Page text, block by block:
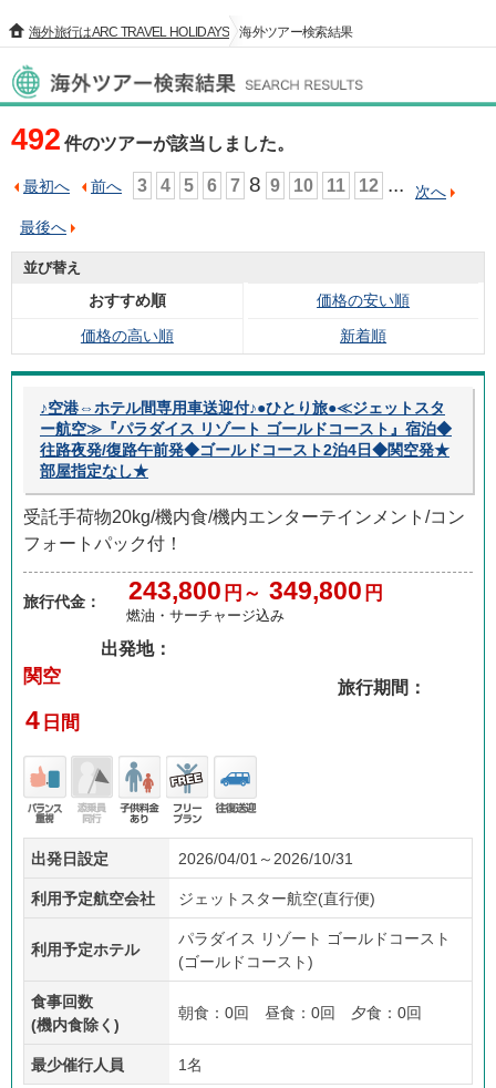
海外旅行はARC TRAVEL HOLIDAYS 海外ツアー検索結果
海外ツアー検索結果
492 件のツアーが該当しました。
最初へ 前へ 3 4 5 6 7 8 9 10 11 12 ...
次へ
最後へ
並び替え
おすすめ順
価格の安い順
価格の高い順
新着順
♪空港⇔ホテル間専用車送迎付♪●ひとり旅●≪ジェットスタ
ー航空≫『パラダイス リゾート ゴールドコースト』宿泊◆
往路夜発/復路午前発◆ゴールドコースト2泊4日◆関空発★
部屋指定なし★
受託手荷物20kg/機内食/機内エンターテインメント/コン
フォートパック付！
旅行代金： 243,800 円～ 349,800 円
燃油・サーチャージ込み
出発地：
関空
旅行期間：
4 日間
バラ
ンス
重視
添乗
員無
し
子供
あり
フリ
ープ
ラン
往復
送迎
出発日設定 2026/04/01～2026/10/31
利用予定航空会社 ジェットスター航空(直行便)
利用予定ホテル
パラダイス リゾート ゴールドコースト
(ゴールドコースト)
食事回数
(機内食除く)
朝食：0回 昼食：0回 夕食：0回
最少催行人員 1名